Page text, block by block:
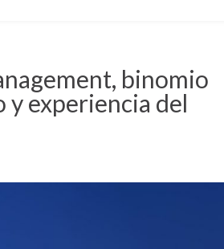
binomio
y experiencia del